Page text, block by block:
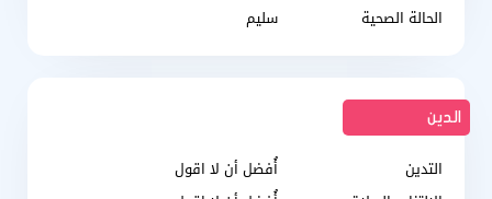
الحالة الصحية
سليم
الدين
التدين
أُفضل أن لا اقول